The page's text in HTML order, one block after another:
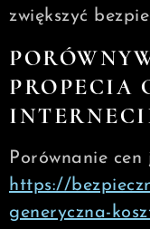
zwiększyć
PROPECIA
Porównanie
https://
generyczna-